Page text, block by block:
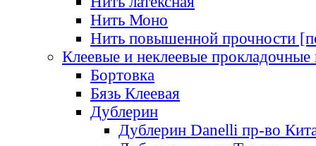
Нить Моно
Нить повышенной прочности
Клеевые и неклеевые прокладочные
Бортовка
Бязь Клеевая
Дублерин
Дублерин Danelli пр-во